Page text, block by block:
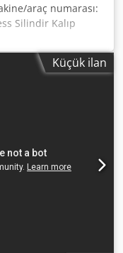
araç numarası:
Silindir Kalıp
16945 Min. boyut:
Dcodpfx
basıncı: 60T
Zubehör und
ile komple çerçeve
Küçük ilan